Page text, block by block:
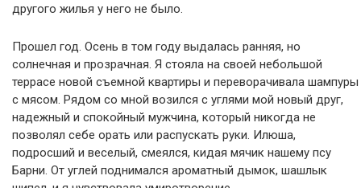
другого жилья у него не было.
Прошел год. Осень в том году выдалась ранняя, но
солнечная и прозрачная. Я стояла на своей небольшой
террасе новой съемной квартиры и переворачивала шампуры
с мясом. Рядом со мной возился с углями мой новый друг,
надежный и спокойный мужчина, который никогда не
позволял себе орать или распускать руки. Илюша,
подросший и веселый, смеялся, кидая мячик нашему псу
Барни. От углей поднимался ароматный дымок, шашлык